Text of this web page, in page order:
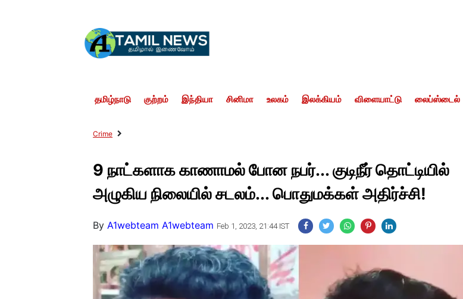
தமிழ்நாடு குற்றம் இந்தியா சினிமா உலகம் இலக்கியம் விளையாட்டு லைப்ஸ்டைல்
Crime
9 நாட்களாக காணாமல் போன நபர்... குடிநீர் தொட்டியில்
அழுகிய நிலையில் சடலம்... பொதுமக்கள் அதிர்ச்சி!
ByA1webteam A1webteam Feb 1, 2023, 21:44 IST